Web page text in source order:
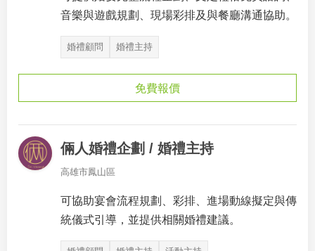
音樂與遊戲規劃、現場彩排及與餐廳溝通協助。
婚禮顧問 婚禮主持
免費報價
倆人婚禮企劃 / 婚禮主持
高雄市鳳山區
可協助宴會流程規劃、彩排、進場動線擬定與傳
統儀式引導，並提供相關婚禮建議。